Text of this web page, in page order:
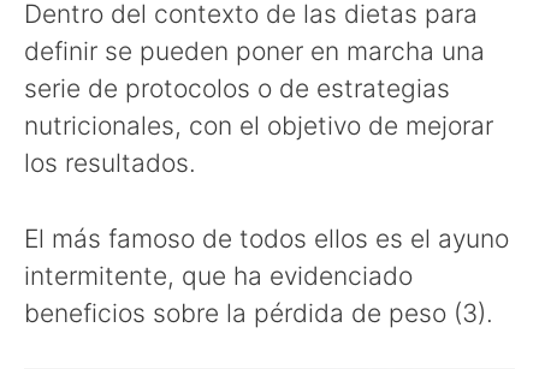
Dentro del contexto de las dietas para
definir se pueden poner en marcha una
serie de protocolos o de estrategias
nutricionales, con el objetivo de mejorar
los resultados.
El más famoso de todos ellos es el ayuno
intermitente, que ha evidenciado
beneficios sobre la pérdida de peso (3).